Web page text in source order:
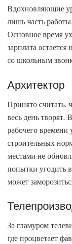
Вдохновляющие
лишь часть
Основное время
зарплата остается
со школьным
Архитектор
Принято считать,
весь день творят.
рабочего времени
строительных
местами не
попытки угодить
может
За гламуром
где процветает